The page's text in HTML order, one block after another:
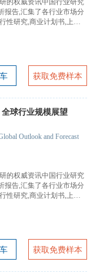
的权威资讯中国行业研究
报告,汇集了各行业市场分
性研究,商业计划书,上市
获取免费样本
球行业规模展望
Outlook and Forecast
的权威资讯中国行业研究
报告,汇集了各行业市场分
性研究,商业计划书,上市
获取免费样本